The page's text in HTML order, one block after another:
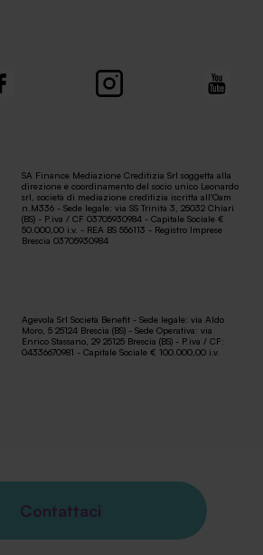
SA Finance Mediazione Creditizia Srl soggetta alla
direzione e coordinamento del socio unico Leonardo
srl, società di mediazione creditizia iscritta all'Oam
n.M336 - Sede legale: via SS Trinità 3, 25032 Chiari
(BS) - P.iva / CF 03705930984 - Capitale Sociale €
50.000,00 i.v. - REA BS 556113 - Registro Imprese
Brescia 03705930984
Agevola Srl Società Benefit - Sede legale: via Aldo
Moro, 5 25124 Brescia (BS) - Sede Operativa: via
Enrico Stassano, 29 25125 Brescia (BS) - P.iva / CF:
04336670981 - Capitale Sociale € 100.000,00 i.v.
Contattaci